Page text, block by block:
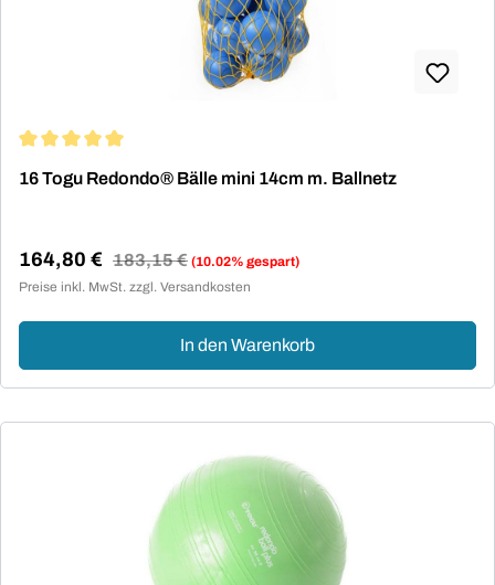
16 Togu Redondo® Bälle mini 14cm m. Ballnetz
Verkaufspreis:
164,80 € Regulärer Preis:
183,15 € (10.02% gespart)
Preise inkl. MwSt. zzgl. Versandkosten
In den Warenkorb